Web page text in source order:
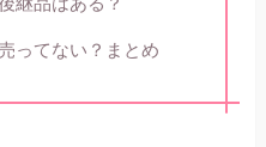
ってない？まとめ